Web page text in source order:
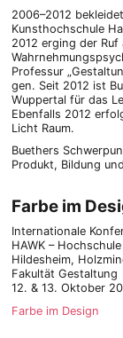
2006–2012
Kunsthochschule
2012 erging der
Pro­fes­sur
gen. Seit 2012 ist
Wuppertal für das
Ebenfalls 2012
Licht Raum.
Buethers
Produkt, Bildung
Farbe im
Internationale
HAWK –
Hildesheim,
Fakultät Gestaltung
12. & 13. Oktober
Farbe im Design